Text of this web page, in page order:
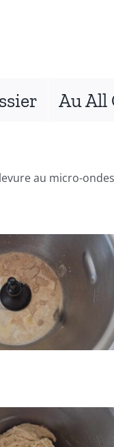
Au All
au micro-